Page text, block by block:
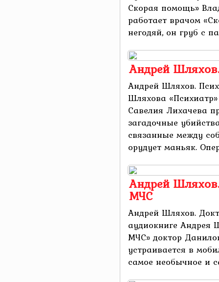
Скорая помощь»
работает врачом
негодяй, он груб с
Андрей
Андрей Шляхов.
Шляхова
Савелия Лихачева
загадочные
связанные между
орудует маньяк.
Андрей
МЧС
Андрей Шляхов.
аудиокниге Андрея
МЧС» доктор
устраивается в
самое необычное и